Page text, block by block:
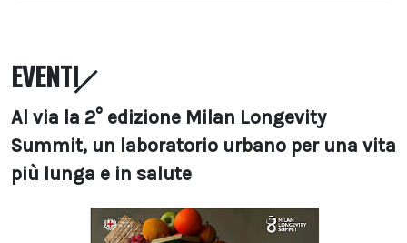
EVENTI
Al via la 2° edizione Milan Longevity
Summit, un laboratorio urbano per una vita
più lunga e in salute